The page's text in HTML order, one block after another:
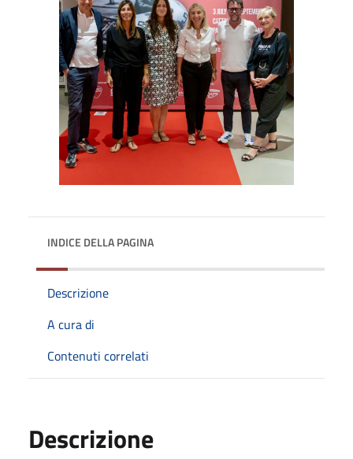
INDICE DELLA PAGINA
Descrizione
A cura di
Contenuti correlati
Descrizione